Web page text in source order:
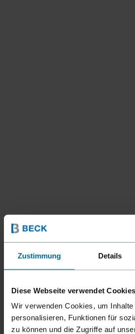
Zustimmung Details
Diese Webseite verwendet Cookies
Wir verwenden Cookies, um
personalisieren, Funktionen für
zu können und die Zugriffe auf
MINI-COIL
PLASTIKBAND